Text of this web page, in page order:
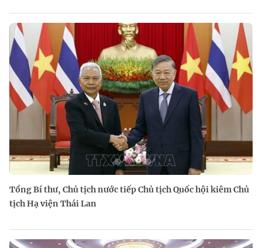
Tổng Bí thư, Chủ tịch nước tiếp Chủ tịch Quốc hội kiêm Chủ
tịch Hạ viện Thái Lan